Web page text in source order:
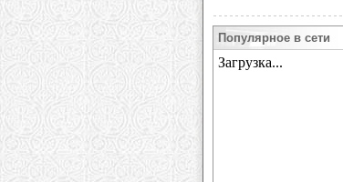
Популярное в сети